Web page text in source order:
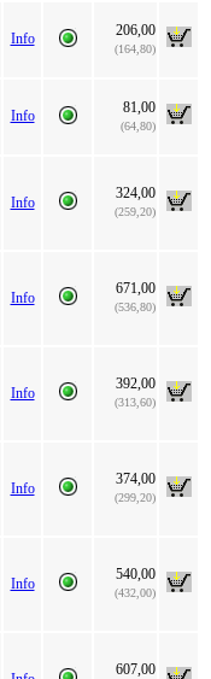
Info 206,00
(164,80)
Info 81,00
(64,80)
Info
324,00
(259,20)
Info
671,00
(536,80)
Info
392,00
(313,60)
Info
374,00
(299,20)
Info
540,00
(432,00)
607,00